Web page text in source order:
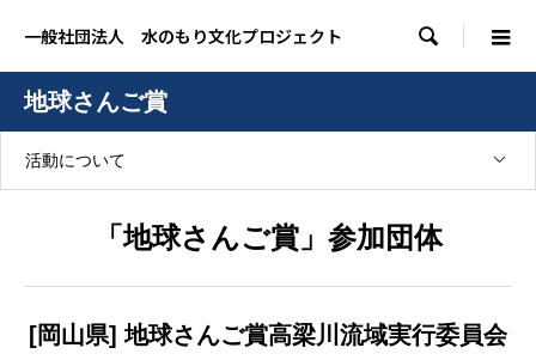
一般社団法人 水のもり文化プロジェクト 
地球さんご賞
活動について
「地球さんご賞」参加団体
[岡山県] 地球さんご賞高梁川流域実行委員会